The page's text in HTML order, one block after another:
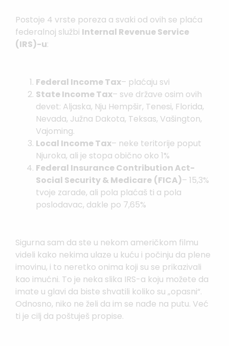
Postoje 4 vrste poreza a svaki od ovih se plaća
federalnoj službi Internal Revenue Service
(IRS)-u:
Federal Income Tax– plaćaju svi
State Income Tax– sve države osim ovih
devet: Aljaska, Nju Hempšir, Tenesi, Florida,
Nevada, Južna Dakota, Teksas, Vašington,
Vajoming.
Local Income Tax– neke teritorije poput
Njuroka, ali je stopa obično oko 1%
Federal Insurance Contribution Act-
Social Security & Medicare (FICA)– 15,3%
tvoje zarade, ali pola plaćaš ti a pola
poslodavac, dakle po 7,65%
Sigurna sam da ste u nekom američkom filmu
videli kako nekima ulaze u kuću i počinju da plene
imovinu, i to neretko onima koji su se prikazivali
kao imućni. To je neka slika IRS-a koju možete da
imate u glavi da biste shvatili koliko su „opasni“.
Odnosno, niko ne želi da im se nađe na putu. Već
ti je cilj da poštuješ propise.